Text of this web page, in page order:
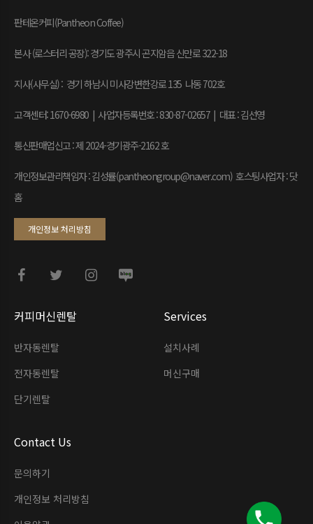
커피머신렌탈
반자동렌탈
전자동렌탈
단기렌탈
Services
설치사례
머신구매
Contact Us
문의하기
개인정보 처리방침
판테온커피(Pantheon Coffee)
본사 (로스터리 공장): 경기도 광주시 곤지암읍 신만로 322-18
지사(사무실) : 경기 하남시 미사강변한강로 135 나동 702호
고객센터: 1670-6980 | 사업자등록번호 : 830-87-02657 | 대표 : 김선영
통신판매업신고 : 제 2024-경기광주-2162 호
개인정보관리책임자 : 김성률(pantheongroup@naver.com) 호스팅사업자 : 닷
홈
개인정보 처리방침